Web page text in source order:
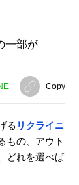
一部が
Copy
る リクライニ
もの、アウト
どれを選べば